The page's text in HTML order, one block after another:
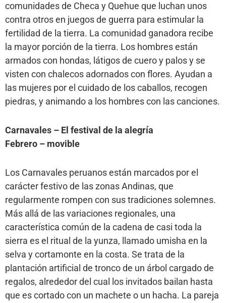
comunidades de Checa y Quehue que luchan unos
contra otros en juegos de guerra para estimular la
fertilidad de la tierra. La comunidad ganadora recibe
la mayor porción de la tierra. Los hombres están
armados con hondas, látigos de cuero y palos y se
visten con chalecos adornados con flores. Ayudan a
las mujeres por el cuidado de los caballos, recogen
piedras, y animando a los hombres con las canciones.
Carnavales – El festival de la alegría
Febrero – movible
Los Carnavales peruanos están marcados por el
carácter festivo de las zonas Andinas, que
regularmente rompen con sus tradiciones solemnes.
Más allá de las variaciones regionales, una
característica común de la cadena de casi toda la
sierra es el ritual de la yunza, llamado umisha en la
selva y cortamonte en la costa. Se trata de la
plantación artificial de tronco de un árbol cargado de
regalos, alrededor del cual los invitados bailan hasta
que es cortado con un machete o un hacha. La pareja